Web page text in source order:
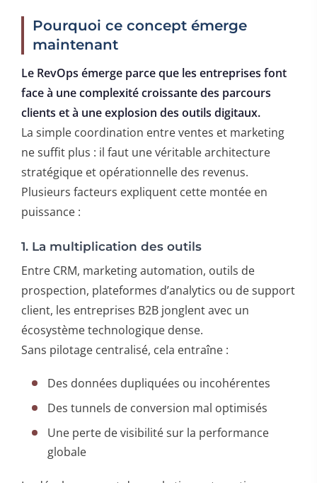
Pourquoi ce concept émerge
maintenant
Le RevOps émerge parce que les entreprises font
face à une complexité croissante des parcours
clients et à une explosion des outils digitaux.
La simple coordination entre ventes et marketing
ne suffit plus : il faut une véritable architecture
stratégique et opérationnelle des revenus.
Plusieurs facteurs expliquent cette montée en
puissance :
1. La multiplication des outils
Entre CRM, marketing automation, outils de
prospection, plateformes d’analytics ou de support
client, les entreprises B2B jonglent avec un
écosystème technologique dense.
Sans pilotage centralisé, cela entraîne :
Des données dupliquées ou incohérentes
Des tunnels de conversion mal optimisés
Une perte de visibilité sur la performance
globale